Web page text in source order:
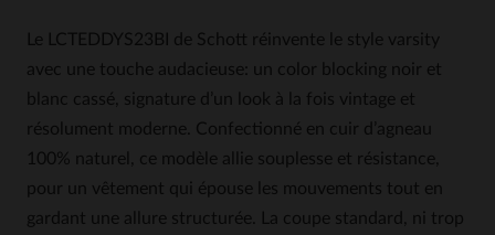
Le LCTEDDYS23BI de Schott réinvente le style varsity
avec une touche audacieuse: un color blocking noir et
blanc cassé, signature d’un look à la fois vintage et
résolument moderne. Confectionné en cuir d’agneau
100% naturel, ce modèle allie souplesse et résistance,
pour un vêtement qui épouse les mouvements tout en
gardant une allure structurée. La coupe standard, ni trop